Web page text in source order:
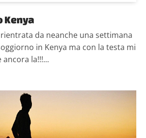
Kenya
da neanche una settimana
in Kenya ma con la testa mi
la!!!...